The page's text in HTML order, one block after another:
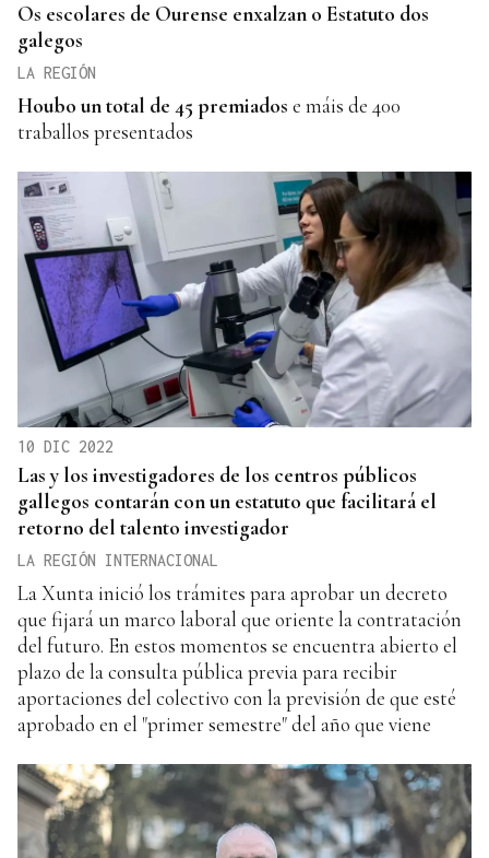
Os escolares de Ourense enxalzan o Estatuto dos
galegos
LA REGIÓN
Houbo un total de 45 premiados e máis de 400
traballos presentados
10 DIC 2022
Las y los investigadores de los centros públicos
gallegos contarán con un estatuto que facilitará el
retorno del talento investigador
LA REGIÓN INTERNACIONAL
La Xunta inició los trámites para aprobar un decreto
que fijará un marco laboral que oriente la contratación
del futuro. En estos momentos se encuentra abierto el
plazo de la consulta pública previa para recibir
aportaciones del colectivo con la previsión de que esté
aprobado en el "primer semestre" del año que viene